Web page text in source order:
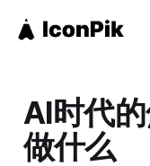
AI时代
做什么